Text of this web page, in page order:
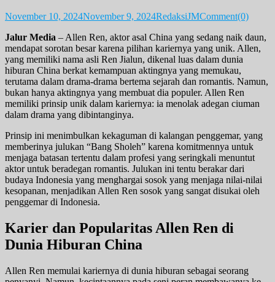
November 10, 2024November 9, 2024RedaksiJMComment(0)
Jalur Media – Allen Ren, aktor asal China yang sedang naik daun,
mendapat sorotan besar karena pilihan kariernya yang unik. Allen,
yang memiliki nama asli Ren Jialun, dikenal luas dalam dunia
hiburan China berkat kemampuan aktingnya yang memukau,
terutama dalam drama-drama bertema sejarah dan romantis. Namun,
bukan hanya aktingnya yang membuat dia populer. Allen Ren
memiliki prinsip unik dalam kariernya: ia menolak adegan ciuman
dalam drama yang dibintanginya.
Prinsip ini menimbulkan kekaguman di kalangan penggemar, yang
memberinya julukan “Bang Sholeh” karena komitmennya untuk
menjaga batasan tertentu dalam profesi yang seringkali menuntut
aktor untuk beradegan romantis. Julukan ini tentu berakar dari
budaya Indonesia yang menghargai sosok yang menjaga nilai-nilai
kesopanan, menjadikan Allen Ren sosok yang sangat disukai oleh
penggemar di Indonesia.
Karier dan Popularitas Allen Ren di
Dunia Hiburan China
Allen Ren memulai kariernya di dunia hiburan sebagai seorang